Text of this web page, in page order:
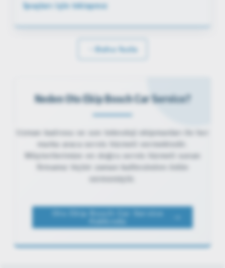
İpuçları için tıklayınız
Daha fazla
Neden Oto Ekip Bosch Car Service?
Uzman kadrosu ve son teknoloji ekipmanları ile her
marka araca servis hizmeti vermektedir.
Müşterilerimize en doğru servis hizmeti sunan
firmamız hiçbir zaman kalitesinden ödün
vermemiştir.